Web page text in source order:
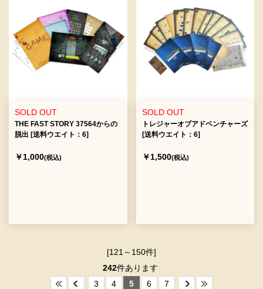
SOLD OUT
THE FAST STORY 37564からの
脱出 [送料ウエイト：6]
￥1,000(税込)
SOLD OUT
トレジャーオブアドベンチャーズ
[送料ウエイト：6]
￥1,500(税込)
[121～150件]
242件あります
3
4 5 6 7